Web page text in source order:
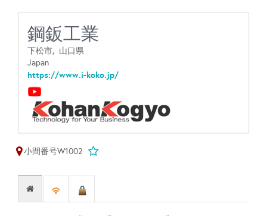
鋼鈑工業
下松市, 山口県
Japan
https://www.i-koko.jp/
小間番号W1002